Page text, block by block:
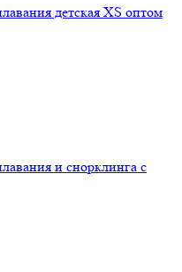
детская XS оптом
и снорклинга с